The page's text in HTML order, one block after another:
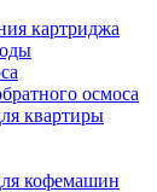
картриджа
осмоса
квартиры
кофемашин